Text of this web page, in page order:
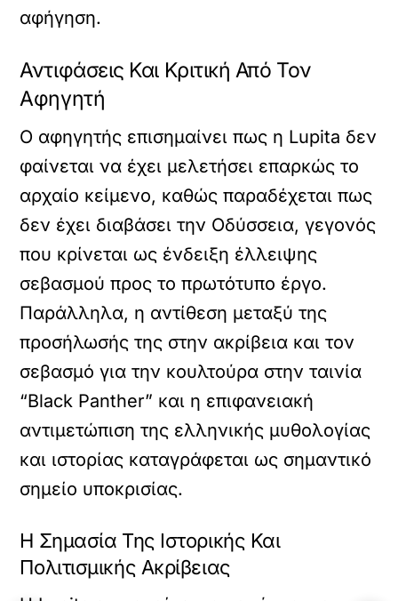
αφήγηση.
Αντιφάσεις Και Κριτική Από Τον
Αφηγητή
Ο αφηγητής επισημαίνει πως η Lupita δεν
φαίνεται να έχει μελετήσει επαρκώς το
αρχαίο κείμενο, καθώς παραδέχεται πως
δεν έχει διαβάσει την Οδύσσεια, γεγονός
που κρίνεται ως ένδειξη έλλειψης
σεβασμού προς το πρωτότυπο έργο.
Παράλληλα, η αντίθεση μεταξύ της
προσήλωσής της στην ακρίβεια και τον
σεβασμό για την κουλτούρα στην ταινία
“Black Panther” και η επιφανειακή
αντιμετώπιση της ελληνικής μυθολογίας
και ιστορίας καταγράφεται ως σημαντικό
σημείο υποκρισίας.
Η Σημασία Της Ιστορικής Και
Πολιτισμικής Ακρίβειας